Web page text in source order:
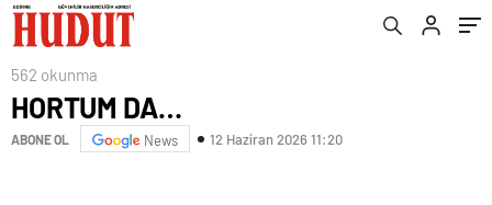
562 okunma
HORTUM DA…
ABONE OL News 12 Haziran 2026 11:20